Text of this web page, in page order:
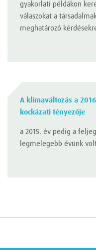
gyakorlati példákon
válaszokat a
meghatározó
A klímaváltozás a
kockázati tényezője
a 2015. év pedig a
legmelegebb évünk